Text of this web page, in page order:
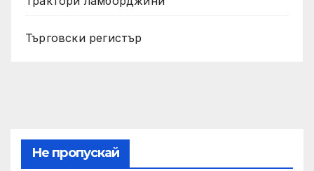
Търговски регистър
Не пропускай